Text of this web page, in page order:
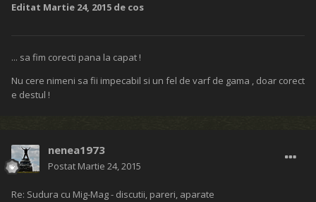
Editat Martie 24, 2015 de cos
... sa fim corecti pana la capat !
Nu cere nimeni sa fii impecabil si un fel de varf de gama , doar corect
e destul !
nenea1973
Postat Martie 24, 2015
Re: Sudura cu Mig-Mag - discutii, pareri, aparate